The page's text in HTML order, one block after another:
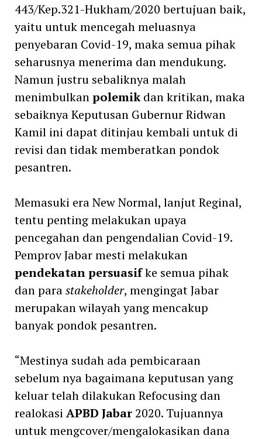
443/Kep.321-Hukham/2020 bertujuan baik,
yaitu untuk mencegah meluasnya
penyebaran Covid-19, maka semua pihak
seharusnya menerima dan mendukung.
Namun justru sebaliknya malah
menimbulkanpolemikdan kritikan, maka
sebaiknya Keputusan Gubernur Ridwan
Kamil ini dapat ditinjau kembali untuk di
revisi dan tidak memberatkan pondok
pesantren.
Memasuki era New Normal, lanjut Reginal,
tentu penting melakukan upaya
pencegahan dan pengendalian Covid-19.
Pemprov Jabar mesti melakukan
pendekatan persuasifke semua pihak
dan parastakeholder, mengingat Jabar
merupakan wilayah yang mencakup
banyak pondok pesantren.
“Mestinya sudah ada pembicaraan
sebelum nya bagaimana keputusan yang
keluar telah dilakukan Refocusing dan
realokasi APBD Jabar2020. Tujuannya
untuk mengcover/mengalokasikan dana